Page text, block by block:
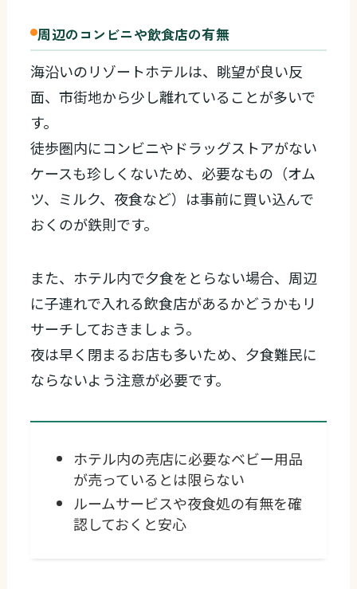
周辺のコンビニや飲食店の有無
海沿いのリゾートホテルは、眺望が良い反
面、市街地から少し離れていることが多いで
す。
徒歩圏内にコンビニやドラッグストアがない
ケースも珍しくないため、必要なもの（オム
ツ、ミルク、夜食など）は事前に買い込んで
おくのが鉄則です。
また、ホテル内で夕食をとらない場合、周辺
に子連れで入れる飲食店があるかどうかもリ
サーチしておきましょう。
夜は早く閉まるお店も多いため、夕食難民に
ならないよう注意が必要です。
ホテル内の売店に必要なベビー用品
が売っているとは限らない
ルームサービスや夜食処の有無を確
認しておくと安心